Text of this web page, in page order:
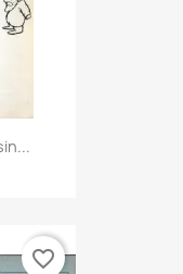
favorite_border